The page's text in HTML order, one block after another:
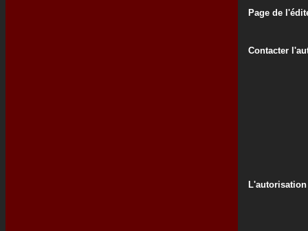
Page de
Contacter
L'autorisation